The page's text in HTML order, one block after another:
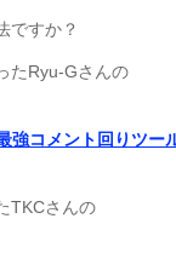
ですか？
たRyu-Gさんの
強コメント回りツー
TKCさんの